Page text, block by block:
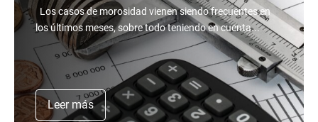
Los casos de morosidad vienen siendo frecuentes en
los últimos meses, sobre todo teniendo en cuenta...
Leer más